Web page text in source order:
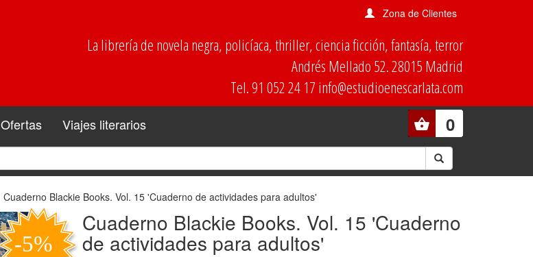
Zona de Clientes
La librería de novela negra, policíaca, thriller, ciencia ficción, fantasía, terror
Andrés Mellado 52. 28015 Madrid
Tel. 91 052 24 17 info@estudioenescarlata.com
0
Ofertas Viajes literarios
Cuaderno Blackie Books. Vol. 15 'Cuaderno de actividades para adultos'
Cuaderno Blackie Books. Vol. 15 'Cuaderno
de actividades para adultos'